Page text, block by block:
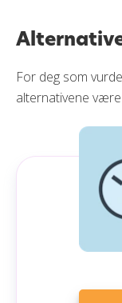
For deg som
alternativene